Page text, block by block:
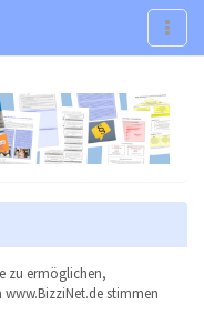
zu ermöglichen,
stimmen